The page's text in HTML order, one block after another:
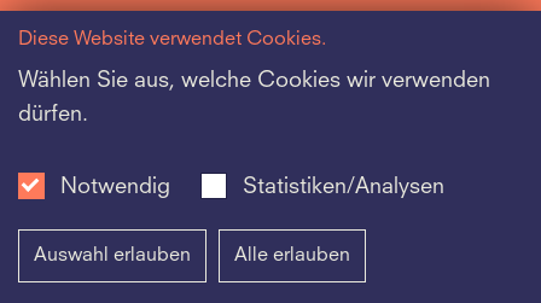
Intranet
Offene Stellen
Impressum | Datenschutz
Diese Website verwendet Cookies.
Wählen Sie aus, welche Cookies wir verwenden
dürfen.
Notwendig Statistiken/Analysen
Auswahl erlauben Alle erlauben